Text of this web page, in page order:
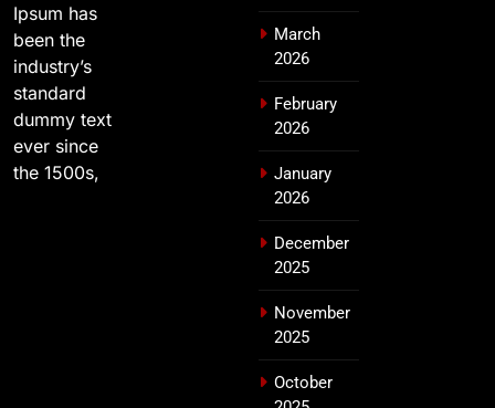
Ipsum has
been the
industry’s
standard
dummy text
ever since
the 1500s,
March
2026
February
2026
January
2026
December
2025
November
2025
October